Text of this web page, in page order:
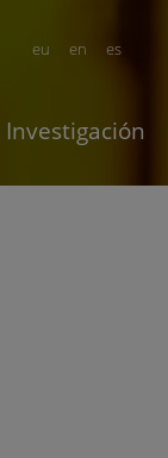
en es
eu
Investigación